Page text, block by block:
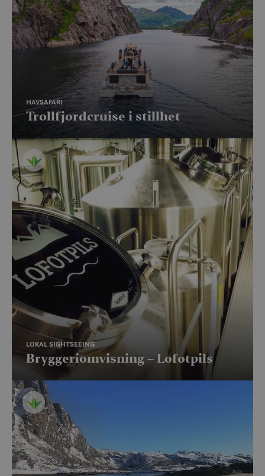
HAVSAFARI
Trollfjordcruise i stillhet
LOKAL SIGHTSEEING
Bryggeriomvisning – Lofotpils